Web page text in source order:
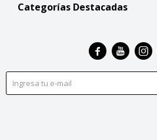
Categorías Destacadas
  